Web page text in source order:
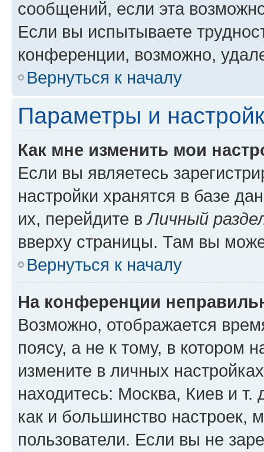
сообщений, если эта
Если вы испытываете
конференции, возможно,
Вернуться к началу
Параметры и
Как мне изменить мои
Если вы являетесь
настройки хранятся в базе
их, перейдите вЛичный
вверху страницы. Там вы
Вернуться к началу
На конференции
Возможно, отображается
поясу, а не к тому, в котором
измените в личных
находитесь: Москва, Киев и т.
как и большинство настроек,
пользователи. Если вы не